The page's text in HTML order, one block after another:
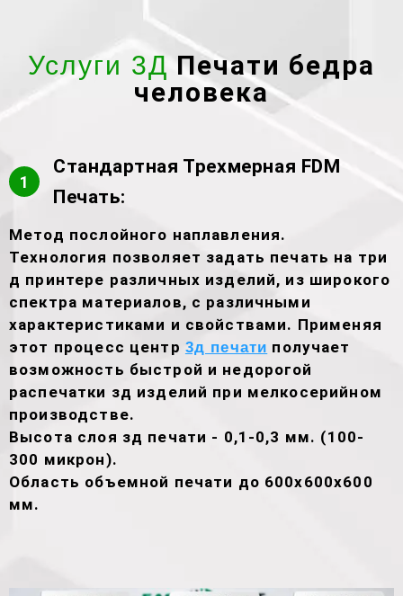
Услуги 3Д Печати бедра
человека
1
Стандартная Трехмерная FDM
Печать:
Метод послойного наплавления.
Технология позволяет задать печать на три
д принтере различных изделий, из широкого
спектра материалов, с различными
характеристиками и свойствами. Применяя
этот процесс центр 3д печати получает
возможность быстрой и недорогой
распечатки зд изделий при мелкосерийном
производстве.
Высота слоя зд печати - 0,1-0,3 мм. (100-
300 микрон).
Область объемной печати до 600х600х600
мм.